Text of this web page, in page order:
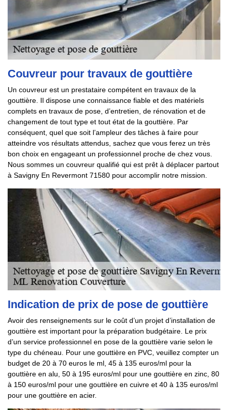
Couvreur pour travaux de gouttière
Un couvreur est un prestataire compétent en travaux de la
gouttière. Il dispose une connaissance fiable et des matériels
complets en travaux de pose, d’entretien, de rénovation et de
changement de tout type et tout état de la gouttière. Par
conséquent, quel que soit l’ampleur des tâches à faire pour
atteindre vos résultats attendus, sachez que vous ferez un très
bon choix en engageant un professionnel proche de chez vous.
Nous sommes un couvreur qualifié qui est prêt à déplacer partout
à Savigny En Revermont 71580 pour accomplir notre mission.
Indication de prix de pose de gouttière
Avoir des renseignements sur le coût d’un projet d’installation de
gouttière est important pour la préparation budgétaire. Le prix
d’un service professionnel en pose de la gouttière varie selon le
type du chéneau. Pour une gouttière en PVC, veuillez compter un
budget de 20 à 70 euros le ml, 45 à 135 euros/ml pour la
gouttière en alu, 50 à 195 euros/ml pour une gouttière en zinc, 80
à 150 euros/ml pour une gouttière en cuivre et 40 à 135 euros/ml
pour une gouttière en acier.